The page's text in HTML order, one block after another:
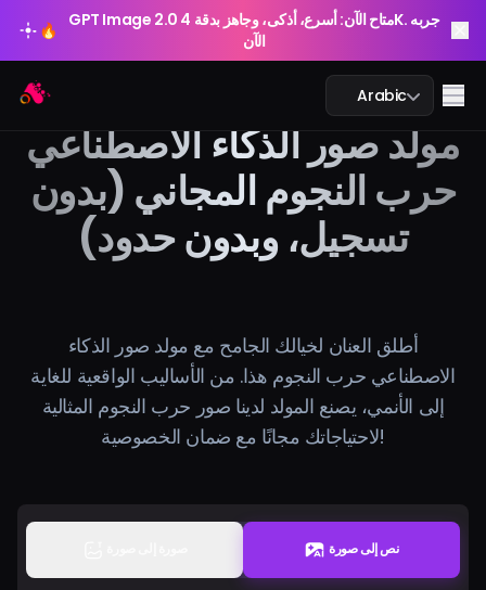
🔥
GPT Image 2.0 متاح الآن: أسرع، أذكى، وجاهز بدقة 4K. جربه
الآن
Arabic
محادثة الذكاء الاصطناعي
الصورة بالذكاء الاصطناعي
الفيديو بالذكاء الاصطناعي
أدوات الذكاء الاصطناعي
تسجيل الدخول
🔥
مولد صور الذكاء الاصطناعي
حرب النجوم المجاني (بدون
تسجيل، وبدون حدود)
أطلق العنان لخيالك الجامح مع مولد صور الذكاء
الاصطناعي حرب النجوم هذا. من الأساليب الواقعية للغاية
إلى الأنمي، يصنع المولد لدينا صور حرب النجوم المثالية
لاحتياجاتك مجانًا مع ضمان الخصوصية!
نص إلى صورة